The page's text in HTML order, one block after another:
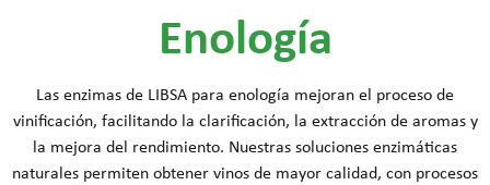
Enología
Las enzimas de LIBSA para enología mejoran el proceso de
vinificación, facilitando la clarificación, la extracción de aromas y
la mejora del rendimiento. Nuestras soluciones enzimáticas
naturales permiten obtener vinos de mayor calidad, con procesos